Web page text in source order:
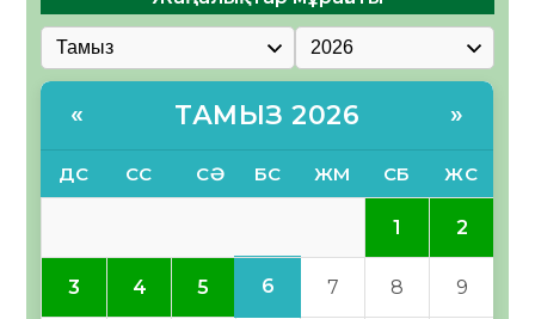
« ТАМЫЗ 2026 »
ДС СС СӘ БС ЖМ СБ ЖС
1 2
3 4 5 6 7 8 9